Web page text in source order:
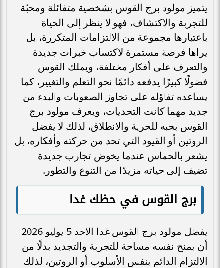
يتميز مولود برج القوس بشخصية متفائلة ومحبّة
للتجربة والاكتشاف، فهو لا ينظر إلى الحياة
باعتبارها مجموعة من الالتزامات المتكررة، بل
يراها فرصة مستمرة لاكتساب خبرات جديدة
والتعرف على أفكار مختلفة، ويملك القوس
فضولًا كبيرًا يدفعه دائمًا نحو التعلم والتغيير، كما
يساعده تفاؤله على تجاوز الصعوبات والبدء من
جديد مهما كانت التحديات، ويعرف مولود برج
القوس بحبه للحرية والانطلاق، لذلك لا يفضل
الروتين أو القيود التي تحد من حركته وأفكاره، بل
يشعر بالحماس عندما يخوض تجارب جديدة
تضيف إلى حياته مزيدًا من التنوع والتطور.
برج القوس في حظك غدا
يفضل مولود برج القوس غدا الاحد 5 يوليو 2026
أن يمنح نفسه مساحة للتجربة والتجديد بدلًا من
الالتزام الدائم بنفس الأسلوب أو الروتين، لذلك